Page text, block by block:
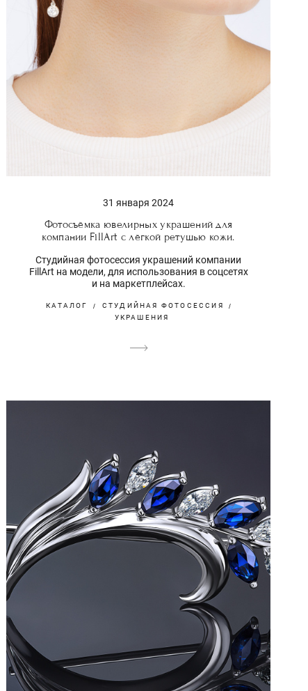
31 января 2024
Фотосъёмка ювелирных украшений для
компании FillArt с лёгкой ретушью кожи.
Студийная фотосессия украшений компании
FillArt на модели, для использования в соцсетях
и на маркетплейсах.
КАТАЛОГ
СТУДИЙНАЯ ФОТОСЕССИЯ
УКРАШЕНИЯ